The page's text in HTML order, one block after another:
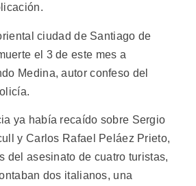
ciudad de Santiago de
el 3 de este mes a
Medina, autor confeso del
ya había recaído sobre Sergio
y Carlos Rafael Peláez Prieto,
del asesinato de cuatro turistas,
dos italianos, una